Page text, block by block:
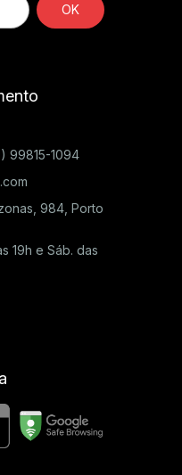
99815-1094
984, Porto
19h e Sáb. das